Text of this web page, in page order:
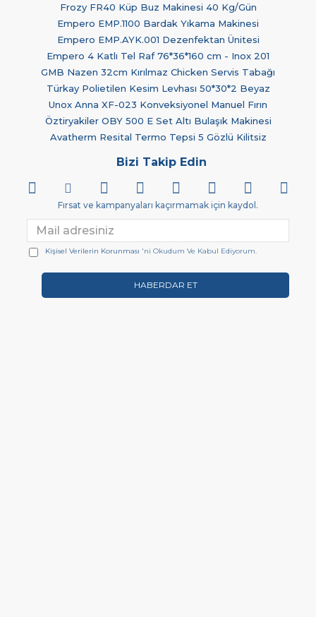
Frozy FR40 Küp Buz Makinesi 40 Kg/Gün
Empero EMP.1100 Bardak Yıkama Makinesi
Empero EMP.AYK.001 Dezenfektan Ünitesi
Empero 4 Katlı Tel Raf 76*36*160 cm - Inox 201
GMB Nazen 32cm Kırılmaz Chicken Servis Tabağı
Türkay Polietilen Kesim Levhası 50*30*2 Beyaz
Unox Anna XF-023 Konveksiyonel Manuel Fırın
Öztiryakiler OBY 500 E Set Altı Bulaşık Makinesi
Avatherm Resital Termo Tepsi 5 Gözlü Kilitsiz
Bizi Takip Edin
Fırsat ve kampanyaları kaçırmamak için kaydol.
HABERDAR ET
Kişisel Verilerin Korunması 'ni Okudum Ve Kabul Ediyorum.